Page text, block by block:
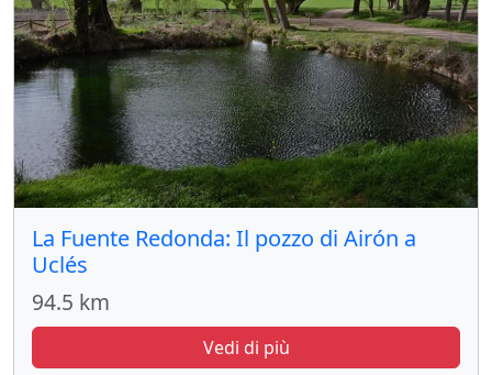
La Fuente Redonda: Il pozzo di Airón a
Uclés
94.5 km
Vedi di più